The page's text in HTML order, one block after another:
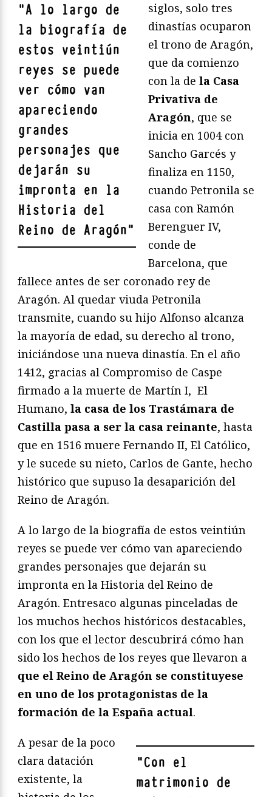
"A lo largo de
la biografía de
estos veintiún
reyes se puede
ver cómo van
apareciendo
grandes
personajes que
dejarán su
impronta en la
Historia del
Reino de Aragón"
siglos, solo tres
dinastías ocuparon
el trono de Aragón,
que da comienzo
con la de la Casa
Privativa de
Aragón, que se
inicia en 1004 con
Sancho Garcés y
finaliza en 1150,
cuando Petronila se
casa con Ramón
Berenguer IV,
conde de
Barcelona, que
fallece antes de ser coronado rey de
Aragón. Al quedar viuda Petronila
transmite, cuando su hijo Alfonso alcanza
la mayoría de edad, su derecho al trono,
iniciándose una nueva dinastía. En el año
1412, gracias al Compromiso de Caspe
firmado a la muerte de Martín I, El
Humano, la casa de los Trastámara de
Castilla pasa a ser la casa reinante, hasta
que en 1516 muere Fernando II, El Católico,
y le sucede su nieto, Carlos de Gante, hecho
histórico que supuso la desaparición del
Reino de Aragón.
A lo largo de la biografía de estos veintiún
reyes se puede ver cómo van apareciendo
grandes personajes que dejarán su
impronta en la Historia del Reino de
Aragón. Entresaco algunas pinceladas de
los muchos hechos históricos destacables,
con los que el lector descubrirá cómo han
sido los hechos de los reyes que llevaron a
que el Reino de Aragón se constituyese
en uno de los protagonistas de la
formación de la España actual.
"Con el
matrimonio de
A pesar de la poco
clara datación
existente, la